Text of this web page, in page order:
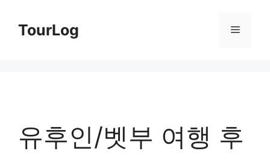
TourLog 메
유후인/벳부 여행 후